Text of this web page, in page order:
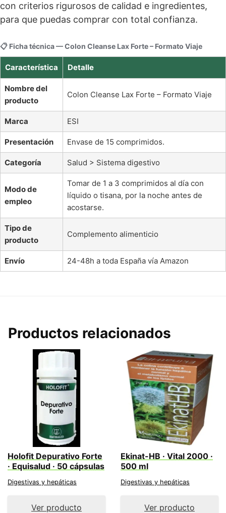
con criterios rigurosos de calidad e ingredientes,
para que puedas comprar con total confianza.
📋 Ficha técnica — Colon Cleanse Lax Forte – Formato Viaje
Característica Detalle
Nombre del
producto
Colon Cleanse Lax Forte – Formato Viaje
Marca ESI
Presentación Envase de 15 comprimidos.
Categoría Salud > Sistema digestivo
Modo de
empleo
Tomar de 1 a 3 comprimidos al día con
líquido o tisana, por la noche antes de
acostarse.
Tipo de
producto
Complemento alimenticio
Envío 24-48h a toda España vía Amazon
Productos relacionados
Holofit Depurativo Forte
· Equisalud · 50 cápsulas
Digestivas y hepáticas
Ver producto
Ekinat-HB · Vital 2000 ·
500 ml
Digestivas y hepáticas
Ver producto